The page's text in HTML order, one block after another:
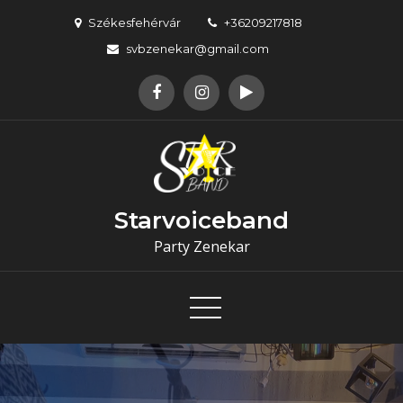
Székesfehérvár
+36209217818
svbzenekar@gmail.com
Starvoiceband
Party Zenekar